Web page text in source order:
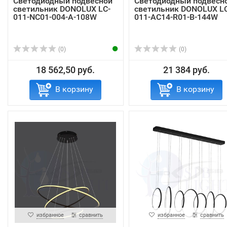
светильник DONOLUX LC-
011-NC01-004-A-108W
(0)
18 562,50 руб.
В корзину
светильник DONOLUX
011-AC14-R01-B-144W
(0)
21 384 руб.
В корзину
избранное сравнить избранное сравнить